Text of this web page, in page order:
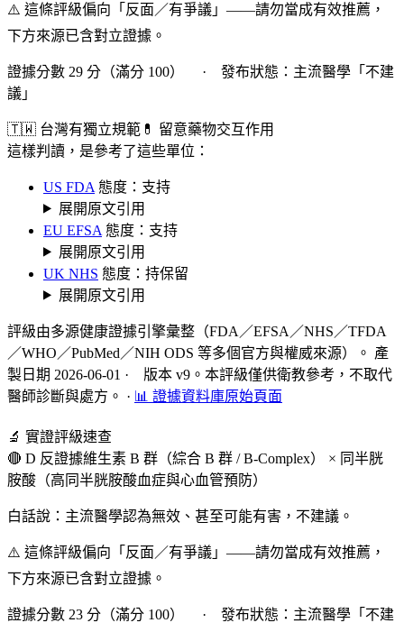
⚠️ 這條評級偏向「反面／有爭議」——請勿當成有效推薦，
下方來源已含對立證據。
證據分數 29 分（滿分 100） · 發布狀態：主流醫學「不建
議」
🇹🇼 台灣有獨立規範 💊 留意藥物交互作用
這樣判讀，是參考了這些單位：
US FDA 態度：支持
展開原文引用
EU EFSA 態度：支持
展開原文引用
UK NHS 態度：持保留
展開原文引用
評級由多源健康證據引擎彙整（FDA／EFSA／NHS／TFDA
／WHO／PubMed／NIH ODS 等多個官方與權威來源）。 產
製日期 2026-06-01 · 版本 v9。本評級僅供衛教參考，不取代
醫師診斷與處方。 · 📊 證據資料庫原始頁面
🔬 實證評級速查
🔴 D 反證據維生素 B 群（綜合 B 群 / B-Complex） × 同半胱
胺酸（高同半胱胺酸血症與心血管預防）
白話說：主流醫學認為無效、甚至可能有害，不建議。
⚠️ 這條評級偏向「反面／有爭議」——請勿當成有效推薦，
下方來源已含對立證據。
證據分數 23 分（滿分 100） · 發布狀態：主流醫學「不建